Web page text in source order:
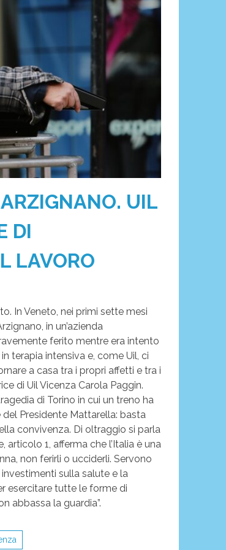
UIL
DI
LAVORO
In Veneto, nei primi sette mesi
in un’azienda
ferito mentre era intento
terapia intensiva e, come Uil, ci
a casa tra i propri affetti e tra i
di Uil Vicenza Carola Paggin.
di Torino in cui un treno ha
Presidente Mattarella: basta
convivenza. Di oltraggio si parla
1, afferma che l’Italia è una
non ferirli o ucciderli. Servono
sulla salute e la
esercitare tutte le forme di
abbassa la guardia”.